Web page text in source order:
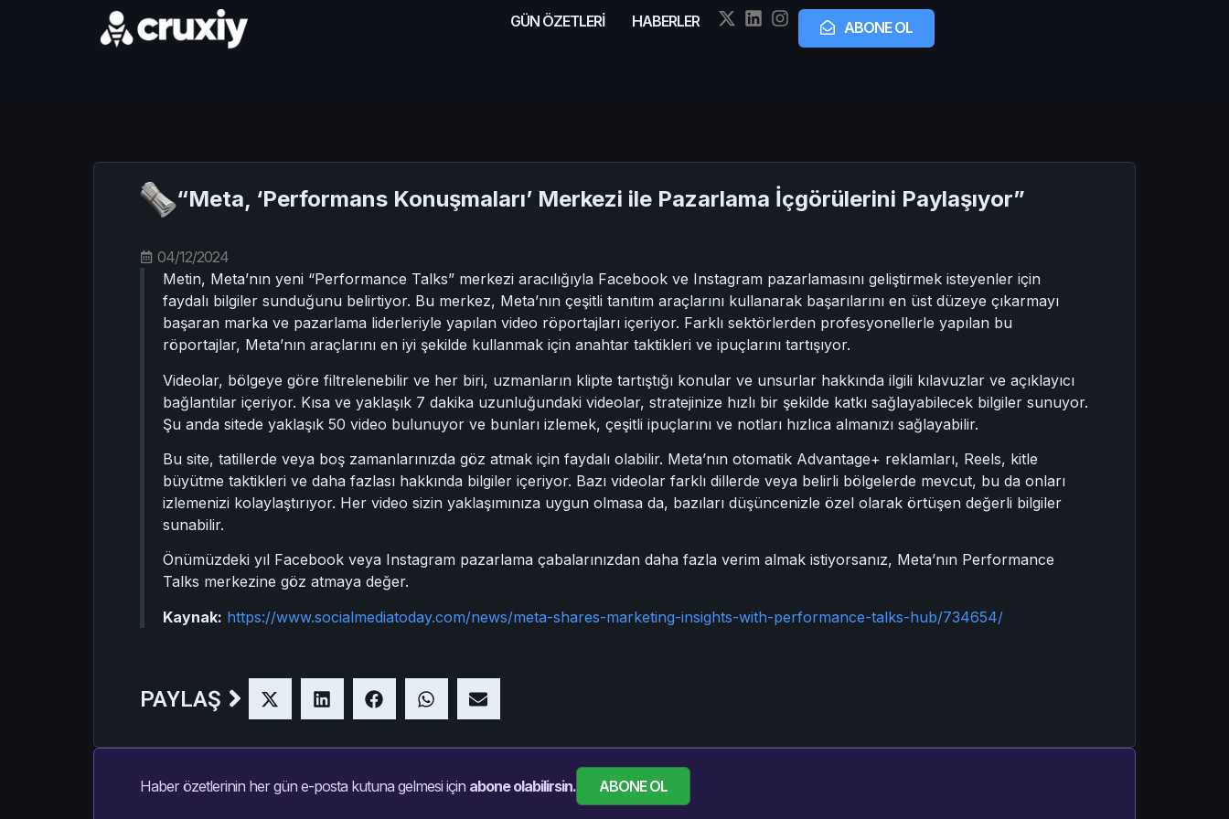
GÜN ÖZETLERİ HABERLER ABONE OL
“Meta, ‘Performans Konuşmaları’ Merkezi ile Pazarlama İçgörülerini Paylaşıyor”
04/12/2024
Metin, Meta’nın yeni “Performance Talks” merkezi aracılığıyla Facebook ve Instagram pazarlamasını geliştirmek isteyenler için
faydalı bilgiler sunduğunu belirtiyor. Bu merkez, Meta’nın çeşitli tanıtım araçlarını kullanarak başarılarını en üst düzeye çıkarmayı
başaran marka ve pazarlama liderleriyle yapılan video röportajları içeriyor. Farklı sektörlerden profesyonellerle yapılan bu
röportajlar, Meta’nın araçlarını en iyi şekilde kullanmak için anahtar taktikleri ve ipuçlarını tartışıyor.
Videolar, bölgeye göre filtrelenebilir ve her biri, uzmanların klipte tartıştığı konular ve unsurlar hakkında ilgili kılavuzlar ve açıklayıcı
bağlantılar içeriyor. Kısa ve yaklaşık 7 dakika uzunluğundaki videolar, stratejinize hızlı bir şekilde katkı sağlayabilecek bilgiler sunuyor.
Şu anda sitede yaklaşık 50 video bulunuyor ve bunları izlemek, çeşitli ipuçlarını ve notları hızlıca almanızı sağlayabilir.
Bu site, tatillerde veya boş zamanlarınızda göz atmak için faydalı olabilir. Meta’nın otomatik Advantage+ reklamları, Reels, kitle
büyütme taktikleri ve daha fazlası hakkında bilgiler içeriyor. Bazı videolar farklı dillerde veya belirli bölgelerde mevcut, bu da onları
izlemenizi kolaylaştırıyor. Her video sizin yaklaşımınıza uygun olmasa da, bazıları düşüncenizle özel olarak örtüşen değerli bilgiler
sunabilir.
Önümüzdeki yıl Facebook veya Instagram pazarlama çabalarınızdan daha fazla verim almak istiyorsanız, Meta’nın Performance
Talks merkezine göz atmaya değer.
Kaynak: https://www.socialmediatoday.com/news/meta-shares-marketing-insights-with-performance-talks-hub/734654/
PAYLAŞ
Haber özetlerinin her gün e-posta kutuna gelmesi için abone olabilirsin. ABONE OL